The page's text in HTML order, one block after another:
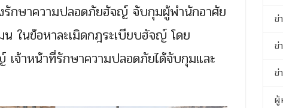
รักษาความปลอดภัยฮัจญ์ จับกุมผู้พำนักอาศัย
ในข้อหาละเมิดกฎระเบียบฮัจญ์ โดย
เจ้าหน้าที่รักษาความปลอดภัยได้จับกุมและ
ข่
ข่
ข่